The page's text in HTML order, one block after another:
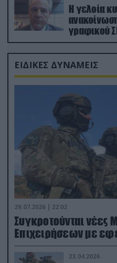
Η γελοία
γραφικού
Ρώσους
ΕΙΔΙΚΕΣ ΔΥΝΑΜΕΙΣ
29.07.2026 | 22:02
Συγκροτούνται νέες
Επιχειρήσεων με
23.04.2026